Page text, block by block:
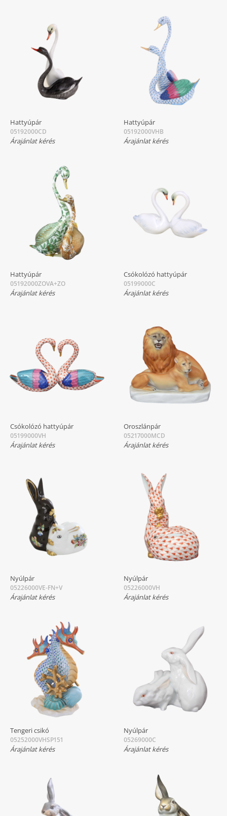
Hattyúpár
05192000CD
Árajánlat kérés
Hattyúpár
05192000VHB
Árajánlat kérés
Hattyúpár
05192000ZOVA+ZO
Árajánlat kérés
Csókolózó hattyúpár
05199000C
Árajánlat kérés
Csókolózó hattyúpár
05199000VH
Árajánlat kérés
Oroszlánpár
05217000MCD
Árajánlat kérés
Nyúlpár
05226000VE-FN+V
Árajánlat kérés
Nyúlpár
05226000VH
Árajánlat kérés
Tengeri csikó
05252000VHSP151
Árajánlat kérés
Nyúlpár
05269000C
Árajánlat kérés